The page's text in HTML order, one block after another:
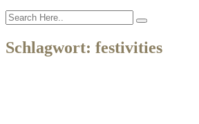
Schlagwort: festivities